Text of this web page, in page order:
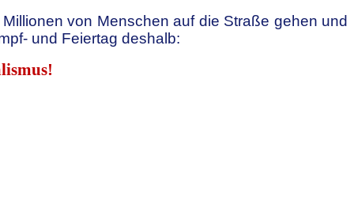
von Menschen auf die Straße gehen und
und Feiertag deshalb: